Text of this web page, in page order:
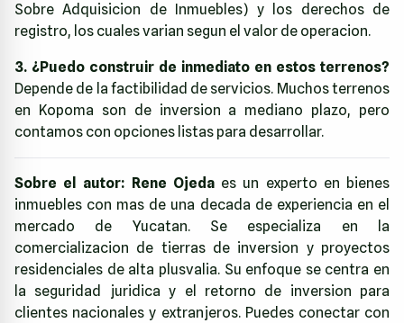
Sobre Adquisicion de Inmuebles) y los derechos de
registro, los cuales varian segun el valor de operacion.
3. ¿Puedo construir de inmediato en estos terrenos?
Depende de la factibilidad de servicios. Muchos terrenos
en Kopoma son de inversion a mediano plazo, pero
contamos con opciones listas para desarrollar.
Sobre el autor: Rene Ojedaes un experto en bienes
inmuebles con mas de una decada de experiencia en el
mercado de Yucatan. Se especializa en la
comercializacion de tierras de inversion y proyectos
residenciales de alta plusvalia. Su enfoque se centra en
la seguridad juridica y el retorno de inversion para
clientes nacionales y extranjeros. Puedes conectar con